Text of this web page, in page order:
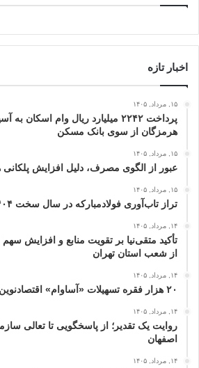
اخبار تازه
۱۵, مرداد, ۱۴۰۵
پرداخت ۲۲۴۲ میلیارد ریال وام
هرمزگان از سوی بانک مسکن
۱۵, مرداد, ۱۴۰۵
عبور از الگوی مصرف، دلیل افزایش پلکانی
۱۵, مرداد, ۱۴۰۵
تراز تاب‌آوری فولادمبارکه در سال سخت ۱۴۰۴
۱۴, مرداد, ۱۴۰۵
تأکید متقی‌نیا بر تقویت منابع و افزایش سهم
از شعب استان تهران
۱۴, مرداد, ۱۴۰۵
۲۰ هزار فقره تسهیلات «آساوام» اقتصادنوین پرداخت شد
۱۴, مرداد, ۱۴۰۵
روایت یک تقدیر؛ از پاسخگویی تا تعالی
اصفهان
۱۴, مرداد, ۱۴۰۵